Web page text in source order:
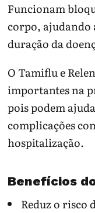
Funcionam
corpo, ajudando
duração da
O Tamiflu e
importantes na
pois podem
complicações
hospitalização.
Benefícios
Reduz o risco